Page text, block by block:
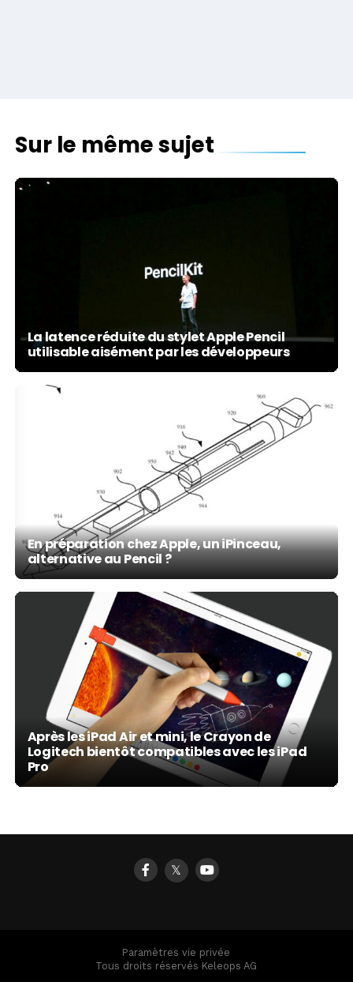
Sur le même sujet
La latence réduite du stylet Apple Pencil
utilisable aisément par les développeurs
En préparation chez Apple, un iPinceau,
alternative au Pencil ?
Après les iPad Air et mini, le Crayon de
Logitech bientôt compatibles avec les iPad
Pro
𝕏
Paramètres vie privée
Tous droits réservés Keleops AG